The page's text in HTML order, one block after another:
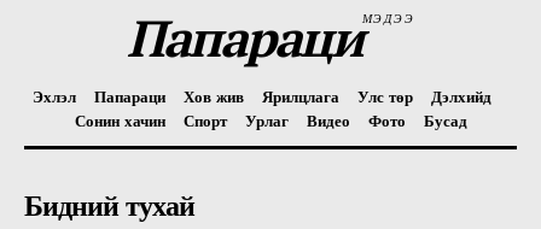
ПапарациМЭДЭЭ
Эхлэл Папараци Хов жив Ярилцлага Улс төр
Дэлхийд
Сонин хачин
Спорт Урлаг Видео Фото Бусад
Бидний тухай